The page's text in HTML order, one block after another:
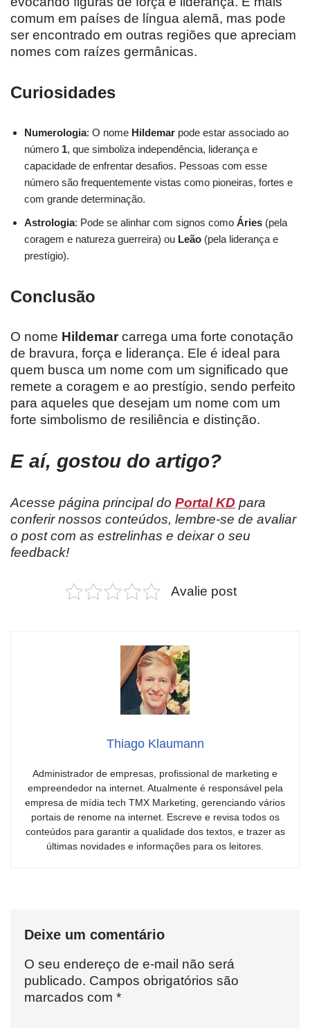
comum em países de língua alemã, mas pode
ser encontrado em outras regiões que apreciam
nomes com raízes germânicas.
Curiosidades
Numerologia: O nome Hildemar pode estar associado ao
número 1, que simboliza independência, liderança e
capacidade de enfrentar desafios. Pessoas com esse
número são frequentemente vistas como pioneiras, fortes e
com grande determinação.
Astrologia: Pode se alinhar com signos como Áries (pela
coragem e natureza guerreira) ou Leão (pela liderança e
prestígio).
Conclusão
O nome Hildemarcarrega uma forte conotação
de bravura, força e liderança. Ele é ideal para
quem busca um nome com um significado que
remete a coragem e ao prestígio, sendo perfeito
para aqueles que desejam um nome com um
forte simbolismo de resiliência e distinção.
E aí, gostou do artigo?
Acesse página principal do Portal KD para
conferir nossos conteúdos, lembre-se de avaliar
o post com as estrelinhas e deixar o seu
feedback!
Avalie post
Thiago Klaumann
Administrador de empresas, profissional de marketing e
empreendedor na internet. Atualmente é responsável pela
empresa de mídia tech TMX Marketing, gerenciando vários
portais de renome na internet. Escreve e revisa todos os
conteúdos para garantir a qualidade dos textos, e trazer as
últimas novidades e informações para os leitores.
Deixe um comentário
O seu endereço de e-mail não será
publicado. Campos obrigatórios são
marcados com *